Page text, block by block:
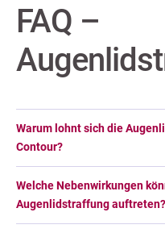
FAQ –
Warum lohnt sich die
Contour?
Welche Nebenwirkungen
Augenlidstraffung auftreten?